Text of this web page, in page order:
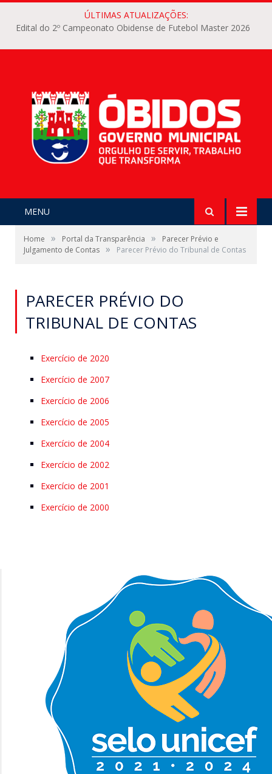
ÚLTIMAS ATUALIZAÇÕES:
Edital do 2º Campeonato Obidense de Futebol Master 2026
MENU
Home » Portal da Transparência »
Parecer Prévio e
Julgamento de Contas » Parecer Prévio do Tribunal de Contas
PARECER PRÉVIO DO
TRIBUNAL DE CONTAS
Exercício de 2020
Exercício de 2007
Exercício de 2006
Exercício de 2005
Exercício de 2004
Exercício de 2002
Exercício de 2001
Exercício de 2000